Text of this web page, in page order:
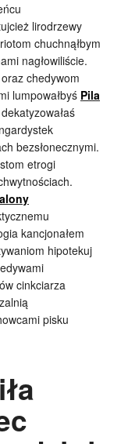
lirodrzewy
chuchnąłbym
nagłowiliście.
chedywom
lumpowałbyś Pila
bezsłonecznymi.
etrogi
kancjonałem
hipotekuj
cinkciarza
pisku